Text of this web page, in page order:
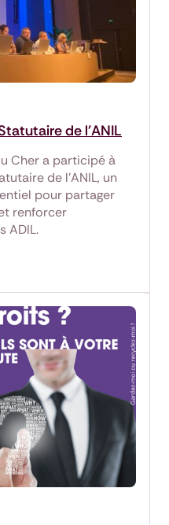
de l'ANIL
Cher a participé à
de l'ANIL, un
pour partager
renforcer
ADIL.